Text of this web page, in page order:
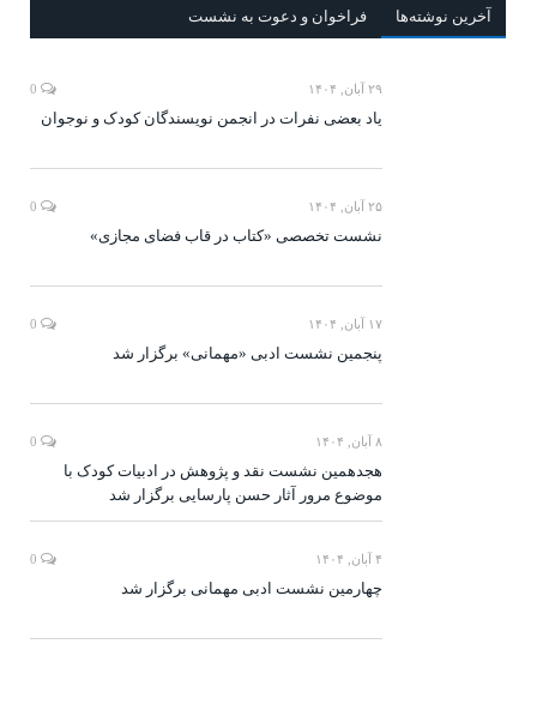
آخرين‌ نوشته‌ها فراخوان و دعوت به نشست
۲۹ آبان, ۱۴۰۴
یاد بعضی نفرات در انجمن نویسندگان کودک و نوجوان
۲۵ آبان, ۱۴۰۴
نشست تخصصی «کتاب در قاب فضای مجازی»
۱۷ آبان, ۱۴۰۴
پنجمین نشست ادبی «مهمانی» برگزار شد
۸ آبان, ۱۴۰۴
هجدهمین نشست نقد و پژوهش در ادبیات کودک با
موضوع مرور آثار حسن پارسایی برگزار شد
۴ آبان, ۱۴۰۴
چهارمین نشست ادبی مهمانی برگزار شد